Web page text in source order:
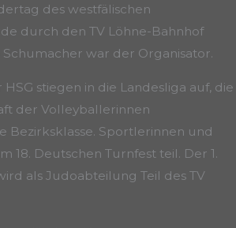
des westfälischen
durch den TV Löhne-Bahnhof
war der Organisator.
stiegen in die Landesliga auf, die
der Volleyballerinnen
Bezirksklasse. Sportlerinnen und
18. Deutschen Turnfest teil. Der 1.
als Judoabteilung Teil des TV